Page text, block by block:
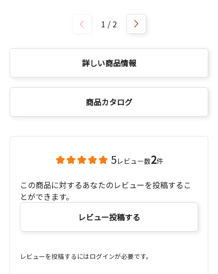
1 / 2
詳しい商品情報
商品カタログ
5 レビュー数2件
この商品に対するあなたのレビューを投稿するこ
とができます。
レビュー投稿する
レビューを投稿するにはログインが必要です。